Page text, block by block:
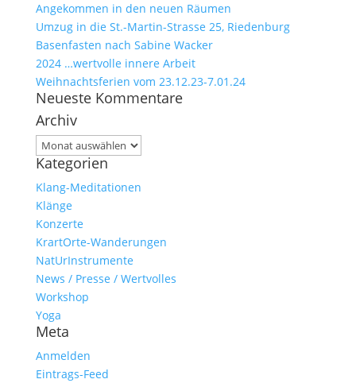
Angekommen in den neuen Räumen
Umzug in die St.-Martin-Strasse 25, Riedenburg
Basenfasten nach Sabine Wacker
2024 …wertvolle innere Arbeit
Weihnachtsferien vom 23.12.23-7.01.24
Neueste Kommentare
Archiv
Archiv
Kategorien
Klang-Meditationen
Klänge
Konzerte
KrartOrte-Wanderungen
NatUrInstrumente
News / Presse / Wertvolles
Workshop
Yoga
Meta
Anmelden
Eintrags-Feed